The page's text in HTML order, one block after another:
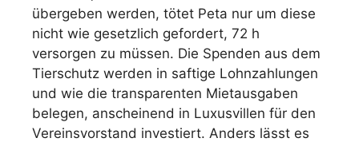
übergeben werden, tötet Peta nur um diese
nicht wie gesetzlich gefordert, 72 h
versorgen zu müssen. Die Spenden aus dem
Tierschutz werden in saftige Lohnzahlungen
und wie die transparenten Mietausgaben
belegen, anscheinend in Luxusvillen für den
Vereinsvorstand investiert. Anders lässt es